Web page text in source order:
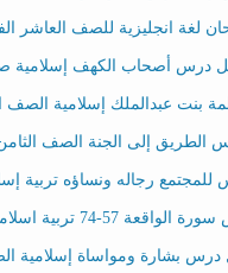
لغة انجليزية للصف العاشر
درس أصحاب الكهف إسلامية
بنت عبدالملك إسلامية الصف
إلى الجنة الصف الثامن
رجاله ونساؤه تربية
57-74 تربية اسلامية الصف التاسع
بشارة ومواساة إسلامية